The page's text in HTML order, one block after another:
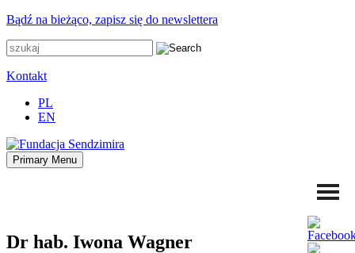
Przejdź
zawartości
Bądź na bieżąco, zapisz się do newslettera
Kontakt
PL
EN
Fundacja Sendzimira
Oferujemy wsparcie doradcze i szkoleniowe z zakresu
zrównoważonego rozwoju miast, nasza specjalizacja to wdrażanie
błękitno-zielonej infrastruktury i adaptacja miast do zmian klimatu
Primary Menu
Dr hab. Iwona Wagner